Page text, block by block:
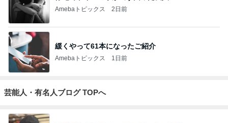
Amebaトピックス 2日前
緩くやって61本になったご紹介
Amebaトピックス 1日前
芸能人・有名人ブログ TOPへ